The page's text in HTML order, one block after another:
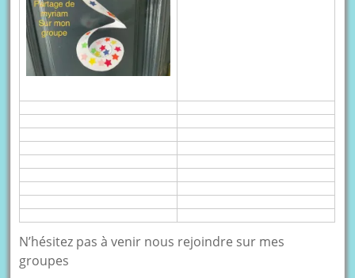
N’hésitez pas à venir nous rejoindre sur mes
groupes